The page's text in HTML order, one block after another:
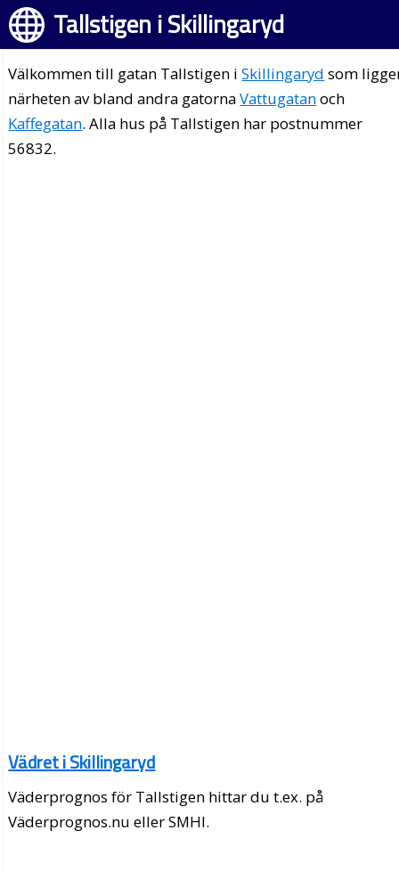
Tallstigen i Skillingaryd
Välkommen till gatan Tallstigen iSkillingaryd som
närheten av bland andra gatornaVattugatanoch
Kaffegatan. Alla hus på Tallstigen har postnummer
56832.
Vädret i Skillingaryd
Väderprognos för Tallstigen hittar du t.ex. på
Väderprognos.nu eller SMHI.